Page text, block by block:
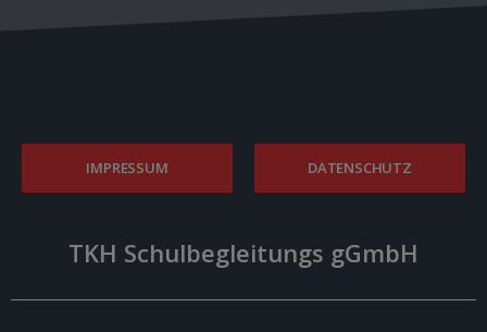
IMPRESSUM DATENSCHUTZ
TKH Schulbegleitungs gGmbH